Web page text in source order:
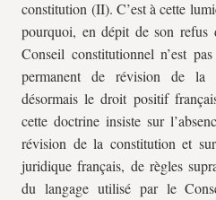
constitution (II). C’est à cette
pourquoi, en dépit de son refus
Conseil constitutionnel n’est
permanent de révision de la
désormais le droit positif
cette doctrine insiste sur
révision de la constitution et
juridique français, de règles
du langage utilisé par le